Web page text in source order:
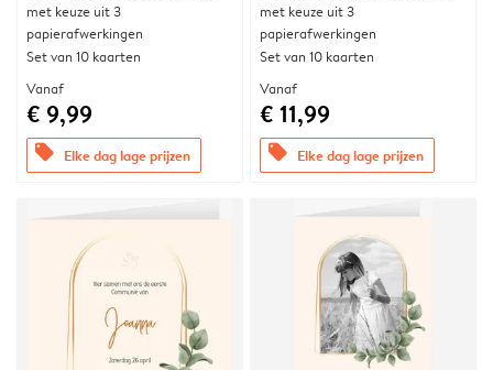
met keuze uit 3
papierafwerkingen
Set van 10 kaarten
Vanaf
€ 9,99
offers Elke dag lage prijzen
met keuze uit 3
papierafwerkingen
Set van 10 kaarten
Vanaf
€ 11,99
offers Elke dag lage prijzen